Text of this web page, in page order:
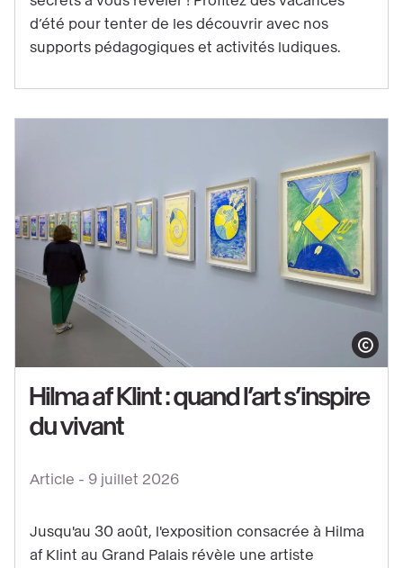
famille
à
la
Palais
!
d’été pour tenter de les découvrir avec nos
supports pédagogiques et activités ludiques.
Voir
contenu
Hilma
af
Afficher le
Hilma af Klint : quand l’art s’inspire
du vivant
Article - 9 juillet 2026
Jusqu'au 30 août, l'exposition consacrée à Hilma
af Klint au Grand Palais révèle une artiste